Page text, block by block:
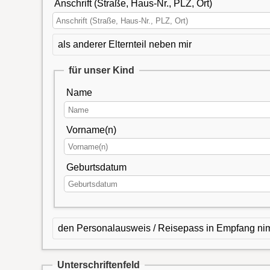
Anschrift (Straße, Haus-Nr., PLZ, Ort)
als anderer Elternteil neben mir
für unser Kind
Name
Vorname(n)
Geburtsdatum
den Personalausweis / Reisepass in Empfang
Unterschriftenfeld